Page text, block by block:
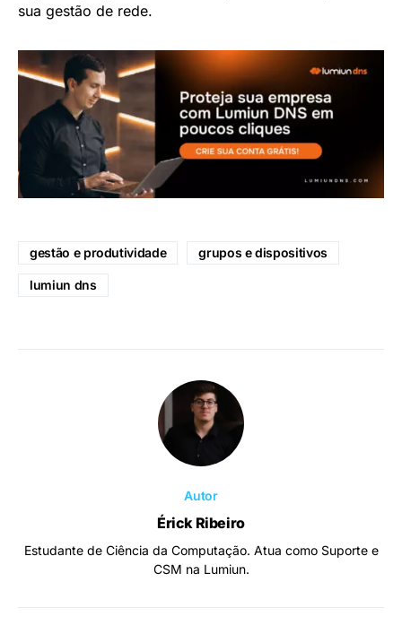
sua gestão de rede.
gestão e produtividade grupos e dispositivos
lumiun dns
Autor
Érick Ribeiro
Estudante de Ciência da Computação. Atua como Suporte e
CSM na Lumiun.